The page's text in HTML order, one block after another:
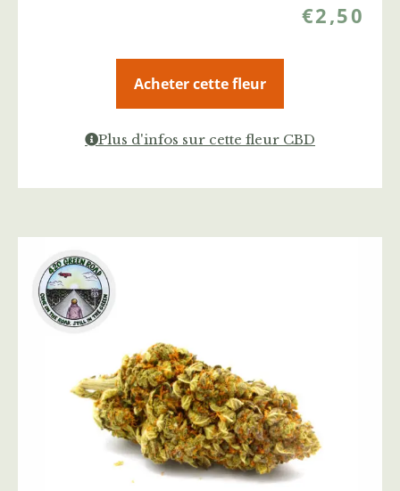
€2,50
Acheter cette fleur
Plus d'infos sur cette fleur CBD